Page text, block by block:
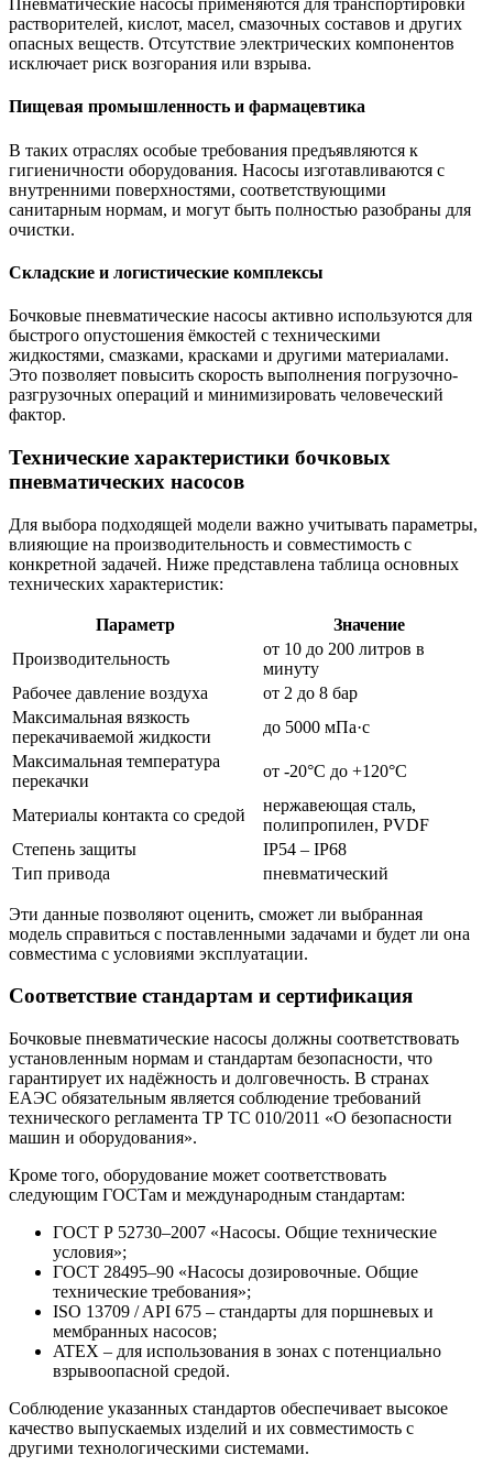
Пневматические насосы применяются для транспортировки
растворителей, кислот, масел, смазочных составов и других
опасных веществ. Отсутствие электрических компонентов
исключает риск возгорания или взрыва.
Пищевая промышленность и фармацевтика
В таких отраслях особые требования предъявляются к
гигиеничности оборудования. Насосы изготавливаются с
внутренними поверхностями, соответствующими
санитарным нормам, и могут быть полностью разобраны для
очистки.
Складские и логистические комплексы
Бочковые пневматические насосы активно используются для
быстрого опустошения ёмкостей с техническими
жидкостями, смазками, красками и другими материалами.
Это позволяет повысить скорость выполнения погрузочно-
разгрузочных операций и минимизировать человеческий
фактор.
Технические характеристики бочковых
пневматических насосов
Для выбора подходящей модели важно учитывать параметры,
влияющие на производительность и совместимость с
конкретной задачей. Ниже представлена таблица основных
технических характеристик:
Параметр
Значение
Производительность
от 10 до 200 литров в
минуту
Рабочее давление воздуха
от 2 до 8 бар
Максимальная вязкость
перекачиваемой жидкости
до 5000 мПа·с
Максимальная температура
перекачки
от -20°C до +120°C
Материалы контакта со средой
нержавеющая сталь,
полипропилен, PVDF
Степень защиты
IP54 – IP68
Тип привода
пневматический
Эти данные позволяют оценить, сможет ли выбранная
модель справиться с поставленными задачами и будет ли она
совместима с условиями эксплуатации.
Соответствие стандартам и сертификация
Бочковые пневматические насосы должны соответствовать
установленным нормам и стандартам безопасности, что
гарантирует их надёжность и долговечность. В странах
ЕАЭС обязательным является соблюдение требований
технического регламента ТР ТС 010/2011 «О безопасности
машин и оборудования».
Кроме того, оборудование может соответствовать
следующим ГОСТам и международным стандартам:
ГОСТ Р 52730–2007 «Насосы. Общие технические
условия»;
ГОСТ 28495–90 «Насосы дозировочные. Общие
технические требования»;
ISO 13709 / API 675 – стандарты для поршневых и
мембранных насосов;
ATEX – для использования в зонах с потенциально
взрывоопасной средой.
Соблюдение указанных стандартов обеспечивает высокое
качество выпускаемых изделий и их совместимость с
другими технологическими системами.